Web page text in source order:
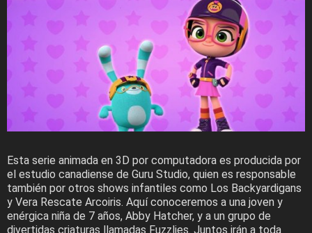
Esta serie animada en 3D por computadora es producida por
el estudio canadiense de Guru Studio, quien es responsable
también por otros shows infantiles como Los Backyardigans
y Vera Rescate Arcoiris. Aquí conoceremos a una joven y
enérgica niña de 7 años, Abby Hatcher, y a un grupo de
divertidas criaturas llamadas Fuzzlies. Juntos irán a toda